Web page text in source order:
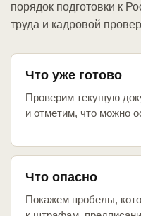
порядок подготовки к
труда и кадровой
Что уже готово
Проверим текущую
и отметим, что можно
Что опасно
Покажем пробелы,